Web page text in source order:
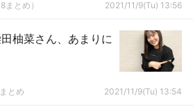
とめ） 2021/11/9(Tu) 13:56
柚菜さん、あまりに
とめ 2021/11/9(Tu) 13:54